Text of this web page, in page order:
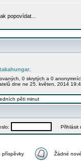
popovídat...
0 skrytých a 0
dne ne 25. květen, 2014
pěti minut
Přihlásit
příspěvky Žádné